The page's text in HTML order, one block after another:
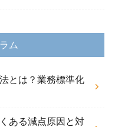
ム
とは？業務標準化
ある減点原因と対